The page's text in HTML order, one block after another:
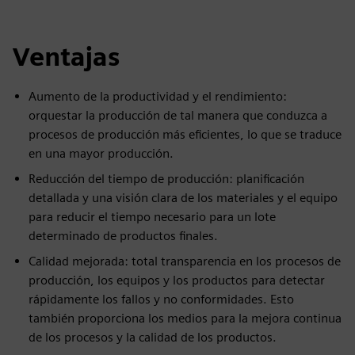
Ventajas
Aumento de la productividad y el rendimiento:
orquestar la producción de tal manera que conduzca a
procesos de producción más eficientes, lo que se traduce
en una mayor producción.
Reducción del tiempo de producción: planificación
detallada y una visión clara de los materiales y el equipo
para reducir el tiempo necesario para un lote
determinado de productos finales.
Calidad mejorada: total transparencia en los procesos de
producción, los equipos y los productos para detectar
rápidamente los fallos y no conformidades. Esto
también proporciona los medios para la mejora continua
de los procesos y la calidad de los productos.